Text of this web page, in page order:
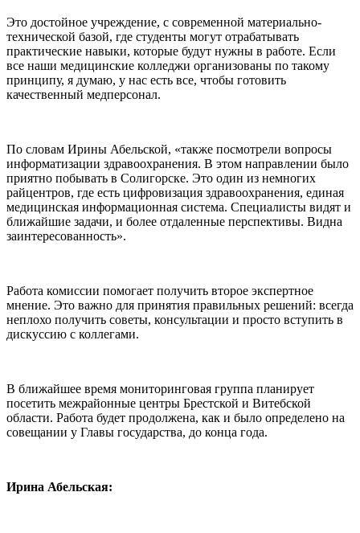
Это достойное учреждение, с современной материально-
технической базой, где студенты могут отрабатывать
практические навыки, которые будут нужны в работе. Если
все наши медицинские колледжи организованы по такому
принципу, я думаю, у нас есть все, чтобы готовить
качественный медперсонал.
По словам Ирины Абельской, «также посмотрели вопросы
информатизации здравоохранения. В этом направлении было
приятно побывать в Солигорске. Это один из немногих
райцентров, где есть цифровизация здравоохранения, единая
медицинская информационная система. Специалисты видят и
ближайшие задачи, и более отдаленные перспективы. Видна
заинтересованность».
Работа комиссии помогает получить второе экспертное
мнение. Это важно для принятия правильных решений: всегда
неплохо получить советы, консультации и просто вступить в
дискуссию с коллегами.
В ближайшее время мониторинговая группа планирует
посетить межрайонные центры Брестской и Витебской
области. Работа будет продолжена, как и было определено на
совещании у Главы государства, до конца года.
Ирина Абельская: